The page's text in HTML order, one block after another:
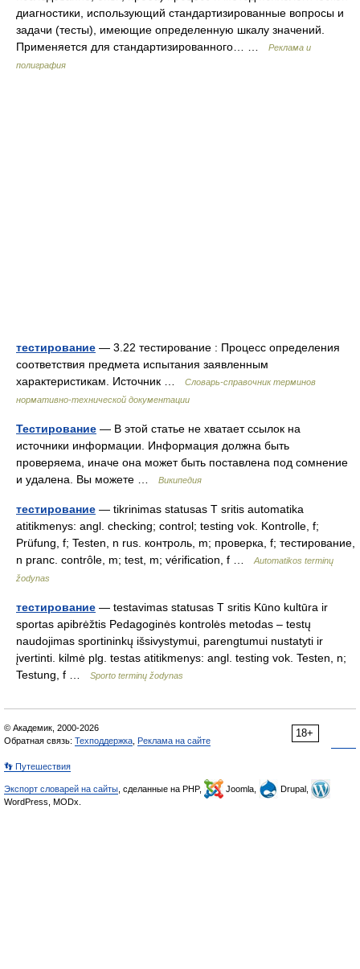
диагностики, использующий стандартизированные вопросы и
задачи (тесты), имеющие определенную шкалу значений.
Применяется для стандартизированного… …
Реклама и
полиграфия
тестирование — 3.22 тестирование : Процесс определения
соответствия предмета испытания заявленным
характеристикам. Источник …
Словарь-справочник терминов
нормативно-технической документации
Тестирование — В этой статье не хватает ссылок на
источники информации. Информация должна быть
проверяема, иначе она может быть поставлена под сомнение
и удалена. Вы можете …
Википедия
тестирование — tikrinimas statusas T sritis automatika
atitikmenys: angl. checking; control; testing vok. Kontrolle, f;
Prüfung, f; Testen, n rus. контроль, m; проверка, f; тестирование,
n pranc. contrôle, m; test, m; vérification, f …
Automatikos terminų
žodynas
тестирование — testavimas statusas T sritis Kūno kultūra ir
sportas apibrėžtis Pedagoginės kontrolės metodas – testų
naudojimas sportininkų išsivystymui, parengtumui nustatyti ir
įvertinti. kilmė plg. testas atitikmenys: angl. testing vok. Testen, n;
Testung, f …
Sporto terminų žodynas
18+
© Академик, 2000-2026
Обратная связь: Техподдержка Реклама на сайте
👣 Путешествия
Экспорт словарей на сайты , сделанные на PHP, Joomla,
Drupal,
WordPress, MODx.